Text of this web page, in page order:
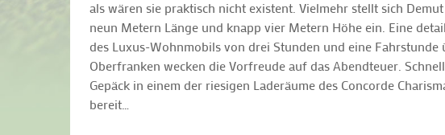
als wären sie praktisch nicht existent. Vielmehr stellt sich
neun Metern Länge und knapp vier Metern Höhe ein. Eine
des Luxus-Wohnmobils von drei Stunden und eine Fahrstunde
Oberfranken wecken die Vorfreude auf das Abendteuer.
Gepäck in einem der riesigen Laderäume des Concorde
bereit…